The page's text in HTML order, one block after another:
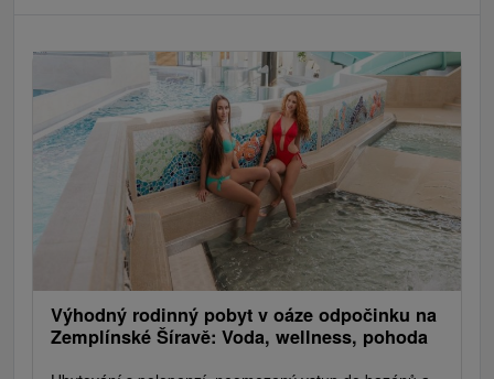
Výhodný rodinný pobyt v oáze odpočinku na
Zemplínské Šíravě: Voda, wellness, pohoda